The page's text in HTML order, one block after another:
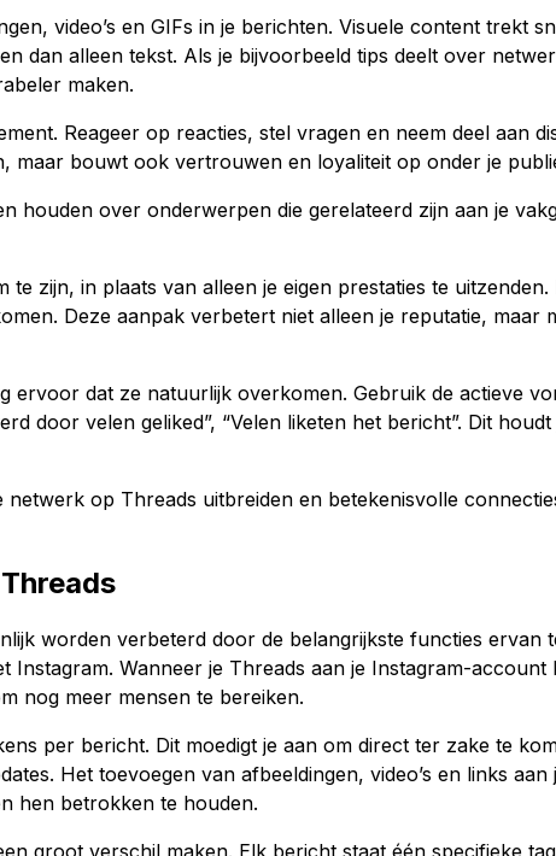
video’s en GIFs in je berichten. Visuele content trekt
dan alleen tekst. Als je bijvoorbeeld tips deelt over
maken.
Reageer op reacties, stel vragen en neem deel aan
maar bouwt ook vertrouwen en loyaliteit op onder je
houden over onderwerpen die gerelateerd zijn aan je
zijn, in plaats van alleen je eigen prestaties te
Deze aanpak verbetert niet alleen je reputatie, maar
ervoor dat ze natuurlijk overkomen. Gebruik de actieve
door velen geliked”, “Velen liketen het bericht”. Dit
op Threads uitbreiden en betekenisvolle
worden verbeterd door de belangrijkste functies ervan
Instagram. Wanneer je Threads aan je Instagram-account
nog meer mensen te bereiken.
per bericht. Dit moedigt je aan om direct ter zake te
Het toevoegen van afbeeldingen, video’s en links aan
hen betrokken te houden.